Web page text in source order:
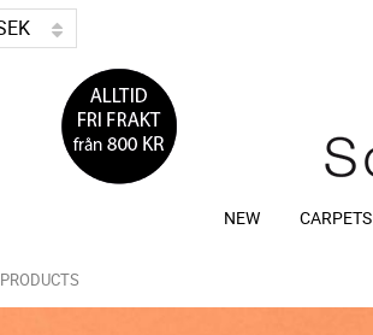
NEW CARPETS
PRODUCTS